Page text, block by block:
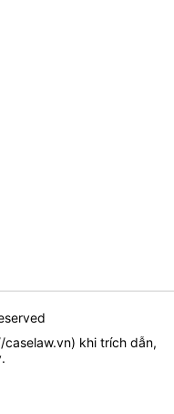
caselaw.vn) khi trích dẫn,